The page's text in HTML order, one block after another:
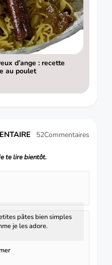
d’ange : recette
au poulet
52Commentaires
te lire bientôt.
pâtes bien simples
je les adore.